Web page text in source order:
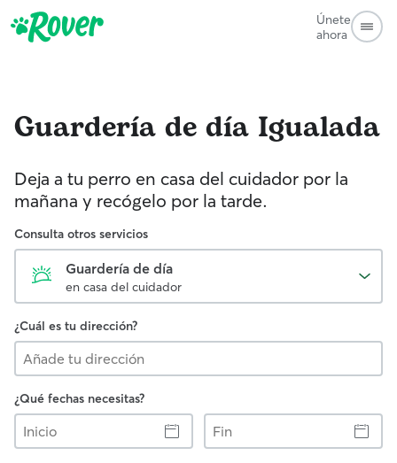
Únete
ahora
Guardería de día Igualada
Deja a tu perro en casa del cuidador por la
mañana y recógelo por la tarde.
Consulta otros servicios
Guardería de día
en casa del cuidador
¿Cuál es tu dirección?
¿Qué fechas necesitas?
Inicio
Fin